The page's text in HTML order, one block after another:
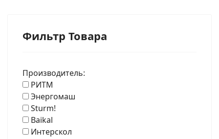
Фильтр Товара
Производитель:
РИТМ
Энергомаш
Sturm!
Baikal
Интерскол